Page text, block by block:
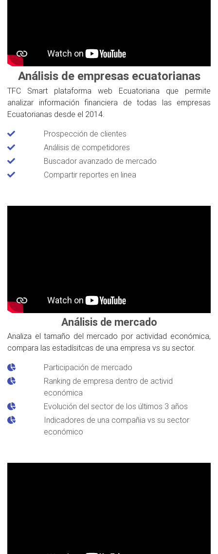
Análisis de empresas ecuatorianas
TFC Smart plataforma web Ecuatoriana que permite
analizar información financiera de todas las empresas
Ecuatorianas desde el 2014.
Prospección de clientes
Análisis de competidores
Buscador avanzado de mercado
Compartir reportes en linea
Análisis de mercado
Analiza el tamaño del mercado por actividad económica,
compara las estadísitcas de una empresa vs su sector.
Participación de mercado
Ranking de empresa dentro de activid
económica
Evolución del sector de los últimos 3 años
Indicadores de una compañia vs su sector
económico